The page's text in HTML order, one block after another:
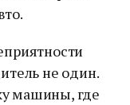
не один.
машины, где